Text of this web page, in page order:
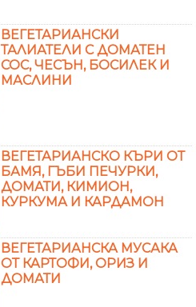
ВЕГЕТАРИАНСКИ
ТАЛИАТЕЛИ С ДОМАТЕН
СОС, ЧЕСЪН, БОСИЛЕК И
МАСЛИНИ
ВЕГЕТАРИАНСКО КЪРИ ОТ
БАМЯ, ГЪБИ ПЕЧУРКИ,
ДОМАТИ, КИМИОН,
КУРКУМА И КАРДАМОН
ВЕГЕТАРИАНСКА МУСАКА
ОТ КАРТОФИ, ОРИЗ И
ДОМАТИ